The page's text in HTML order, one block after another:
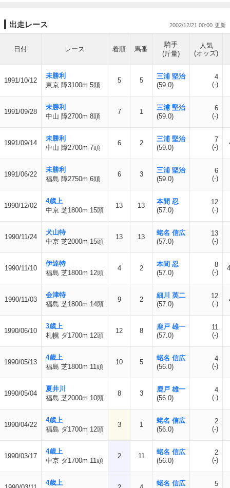
出走レース 2002/12/21 00:00
日付 レース 着順 馬番
騎手
(斤量)
人気
(オッズ)
1991/10/12
未勝利
東京 障3100m 5頭
5 5
三浦 堅治
(59.0)
4
(-)
1991/09/28
未勝利
中山 障2700m 8頭
7 1
三浦 堅治
(59.0)
6
(-)
1991/09/14
未勝利
中山 障2700m 7頭
6 2
三浦 堅治
(59.0)
7
(-)
1991/06/22
未勝利
福島 障2750m 6頭
6 3
三浦 堅治
(59.0)
6
(-)
1990/12/02
4歳上
中京 芝1800m 15頭
13 13
本間 忍
(57.0)
12
(-)
1990/11/24
犬山特
中京 芝2000m 15頭
13 13
蛯名 信広
(57.0)
13
(-)
1990/11/10
伊達特
福島 芝1800m 12頭
4 2
本間 忍
(57.0)
8
(-)
1990/11/03
会津特
福島 芝1800m 14頭
9 2
細川 英二
(57.0)
12
(-)
1990/06/10
3歳上
札幌 ダ1700m 12頭
12 8
鹿戸 雄一
(57.0)
11
(-)
1990/05/13
4歳上
福島 芝1800m 11頭
10 5
蛯名 信広
(56.0)
4
(-)
1990/05/04
夏井川
福島 芝2000m 10頭
8 3
鹿戸 雄一
(56.0)
4
(-)
1990/04/22
4歳上
福島 ダ1700m 12頭
3 1
蛯名 信広
(56.0)
2
(-)
1990/03/17
4歳上
中京 ダ1700m 11頭
2 11
蛯名 信広
(56.0)
2
(-)
4歳上 蛯名 信広
5